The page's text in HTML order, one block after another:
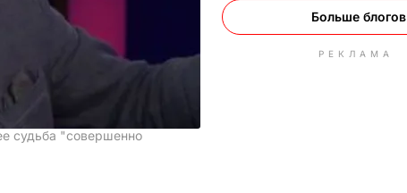
судьба "совершенно
Больше блогов
РЕКЛАМА